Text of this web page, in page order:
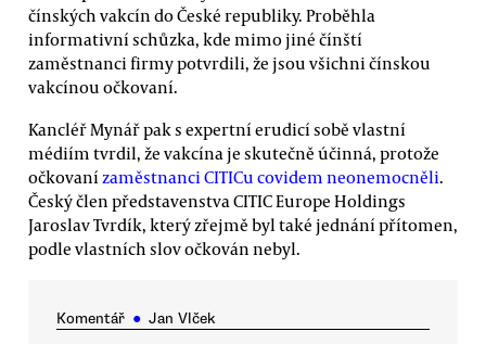
čínských vakcín do České republiky. Proběhla
informativní schůzka, kde mimo jiné čínští
zaměstnanci firmy potvrdili, že jsou všichni čínskou
vakcínou očkovaní.
Kancléř Mynář pak s expertní erudicí sobě vlastní
médiím tvrdil, že vakcína je skutečně účinná, protože
očkovanízaměstnanci CITICu covidem neonemocněli.
Český člen představenstva CITIC Europe Holdings
Jaroslav Tvrdík, který zřejmě byl také jednání přítomen,
podle vlastních slov očkován nebyl.
Komentář ● Jan Vlček